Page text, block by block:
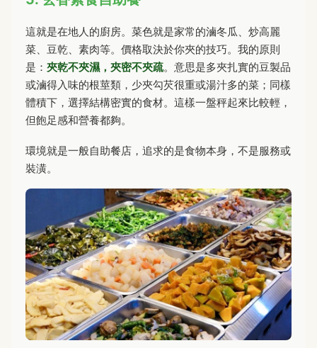
這就是在地人的廚房。菜色就是家常的滷冬瓜、炒高麗
菜、豆乾、素肉等。價格取決於你夾的技巧。我的原則
是： 夾乾不夾濕，夾密不夾疏。意思是多夾扎實的豆製品
或滷得入味的根莖類，少夾勾芡很重或湯汁多的菜；同樣
體積下，選擇結構密實的食材。這樣一盤秤起來比較輕，
但飽足感和營養都夠。
環境就是一般自助餐店，追求的是食物本身，不是服務或
裝潢。